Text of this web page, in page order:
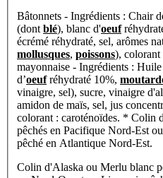
Bâtonnets - Ingrédients : Chair
(dont blé), blanc d'oeuf
écrémé réhydraté, sel, arômes
mollusques, poissons), colorant
mayonnaise - Ingrédients :
d’oeufréhydraté 10%,
vinaigre, sel), sucre, vinaigre
amidon de maïs, sel, jus
colorant : caroténoïdes. * Colin
pêchés en Pacifique Nord-Est
pêché en Atlantique Nord-Est.
Colin d'Alaska ou Merlu blanc